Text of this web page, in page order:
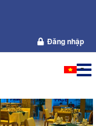
Đăng nhập